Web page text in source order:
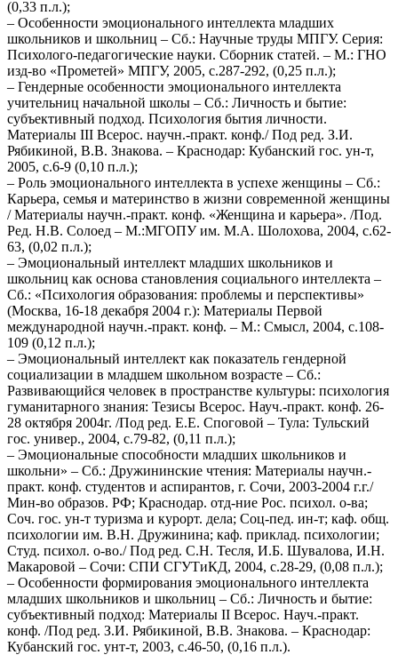
(0,33 п.л.);
– Особенности эмоционального интеллекта младших
школьников и школьниц – Сб.: Научные труды МПГУ. Серия:
Психолого-педагогические науки. Сборник статей. – М.: ГНО
изд-во «Прометей» МПГУ, 2005, с.287-292, (0,25 п.л.);
– Гендерные особенности эмоционального интеллекта
учительниц начальной школы – Сб.: Личность и бытие:
субъективный подход. Психология бытия личности.
Материалы III Всерос. научн.-практ. конф./ Под ред. З.И.
Рябикиной, В.В. Знакова. – Краснодар: Кубанский гос. ун-т,
2005, с.6-9 (0,10 п.л.);
– Роль эмоционального интеллекта в успехе женщины – Сб.:
Карьера, семья и материнство в жизни современной женщины
/ Материалы научн.-практ. конф. «Женщина и карьера». /Под.
Ред. Н.В. Солоед – М.:МГОПУ им. М.А. Шолохова, 2004, с.62-
63, (0,02 п.л.);
– Эмоциональный интеллект младших школьников и
школьниц как основа становления социального интеллекта –
Сб.: «Психология образования: проблемы и перспективы»
(Москва, 16-18 декабря 2004 г.): Материалы Первой
международной научн.-практ. конф. – М.: Смысл, 2004, с.108-
109 (0,12 п.л.);
– Эмоциональный интеллект как показатель гендерной
социализации в младшем школьном возрасте – Сб.:
Развивающийся человек в пространстве культуры: психология
гуманитарного знания: Тезисы Всерос. Науч.-практ. конф. 26-
28 октября 2004г. /Под ред. Е.Е. Споговой – Тула: Тульский
гос. универ., 2004, с.79-82, (0,11 п.л.);
– Эмоциональные способности младших школьников и
школьни» – Сб.: Дружининские чтения: Материалы научн.-
практ. конф. студентов и аспирантов, г. Сочи, 2003-2004 г.г./
Мин-во образов. РФ; Краснодар. отд-ние Рос. психол. о-ва;
Соч. гос. ун-т туризма и курорт. дела; Соц-пед. ин-т; каф. общ.
психологии им. В.Н. Дружинина; каф. приклад. психологии;
Студ. психол. о-во./ Под ред. С.Н. Тесля, И.Б. Шувалова, И.Н.
Макаровой – Сочи: СПИ СГУТиКД, 2004, с.28-29, (0,08 п.л.);
– Особенности формирования эмоционального интеллекта
младших школьников и школьниц – Сб.: Личность и бытие:
субъективный подход: Материалы II Всерос. Науч.-практ.
конф. /Под ред. З.И. Рябикиной, В.В. Знакова. – Краснодар:
Кубанский гос. унт-т, 2003, с.46-50, (0,16 п.л.).